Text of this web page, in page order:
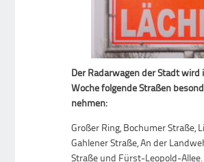
Der Radarwagen der Stadt
Woche folgende Straßen
nehmen:
Großer Ring, Bochumer Straße,
Gahlener Straße, An der
Straße und Fürst-Leopold-Allee.